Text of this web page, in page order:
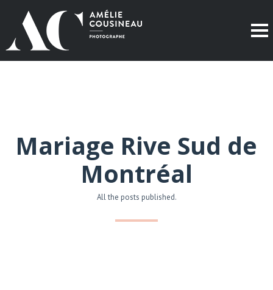
Mariage Rive Sud de
Montréal
All the posts published.